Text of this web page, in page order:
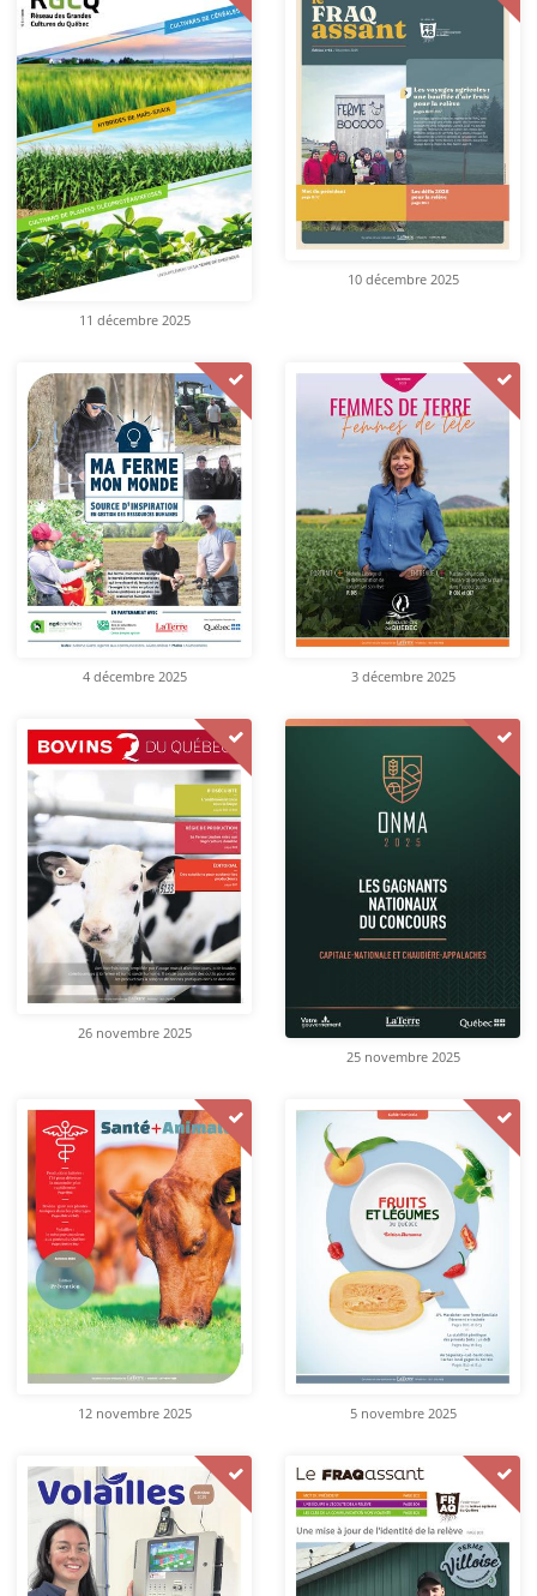
11 décembre 2025
10 décembre 2025
4 décembre 2025 3 décembre 2025
26 novembre 2025
25 novembre 2025
12 novembre 2025 5 novembre 2025